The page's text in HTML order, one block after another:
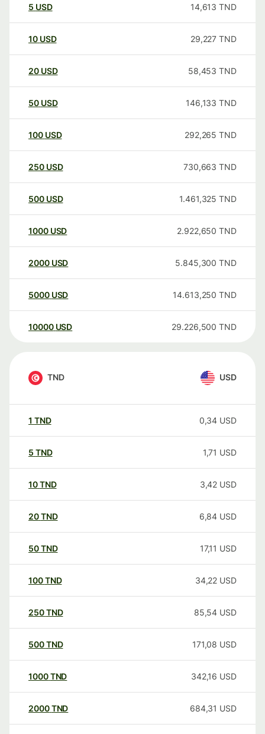
5 USD 14,613 TND
10 USD 29,227 TND
20 USD 58,453 TND
50 USD 146,133 TND
100 USD 292,265 TND
250 USD 730,663 TND
500 USD 1.461,325 TND
1000 USD 2.922,650 TND
2000 USD 5.845,300 TND
5000 USD 14.613,250 TND
10000 USD 29.226,500 TND
TND USD
1 TND 0,34 USD
5 TND 1,71 USD
10TND 3,42 USD
20TND 6,84 USD
50TND 17,11 USD
100TND 34,22 USD
250TND 85,54 USD
500TND 171,08 USD
1000TND 342,16 USD
2000TND 684,31 USD